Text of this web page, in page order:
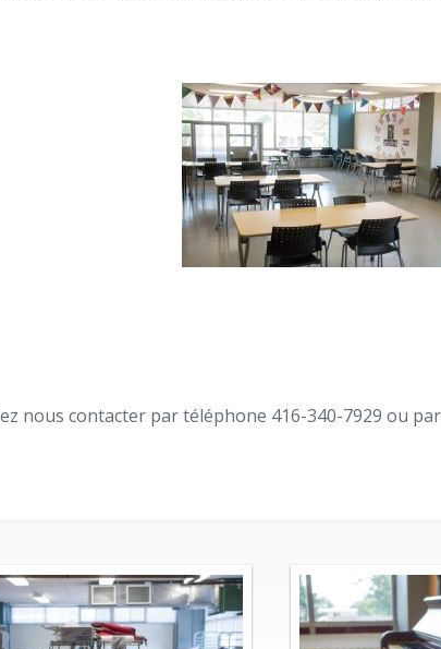
nous contacter par téléphone 416-340-7929 ou